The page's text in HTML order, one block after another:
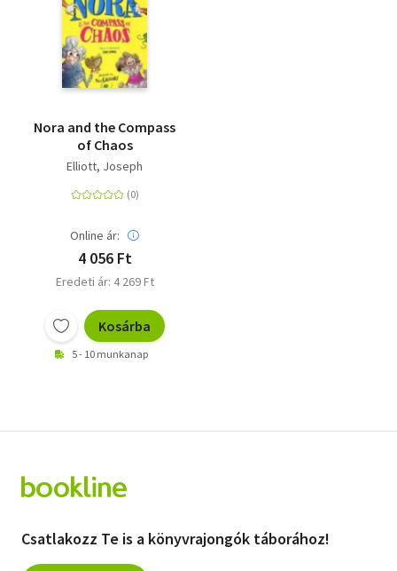
Nora and the Compass
of Chaos
Elliott, Joseph
Online ár:
4 056 Ft
Eredeti ár: 4 269 Ft
Kosárba
5 - 10 munkanap
Csatlakozz Te is a könyvrajongók táborához!